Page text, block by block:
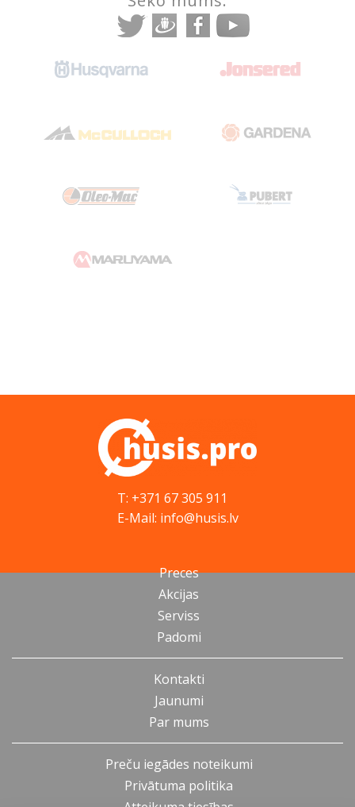
T: +371 67 305 911
E-Mail: info@husis.lv
Preces
Akcijas
Serviss
Padomi
Kontakti
Jaunumi
Par mums
Preču iegādes noteikumi
Privātuma politika